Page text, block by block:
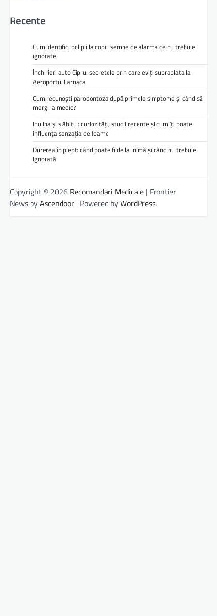
Recente
Cum identifici polipii la copii: semne de alarma ce nu trebuie
ignorate
Închirieri auto Cipru: secretele prin care eviți supraplata la
Aeroportul Larnaca
Cum recunoști parodontoza după primele simptome și când să
mergi la medic?
Inulina și slăbitul: curiozități, studii recente și cum îți poate
influența senzația de foame
Durerea în piept: când poate fi de la inimă și când nu trebuie
ignorată
Copyright © 2026 Recomandari Medicale | Frontier
News byAscendoor | Powered byWordPress.